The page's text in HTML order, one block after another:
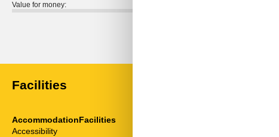
Value for money:
Facilities
AccommodationFacilities
Accessibility